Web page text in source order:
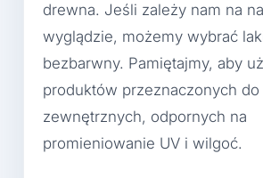
drewna. Jeśli zależy nam na
wyglądzie, możemy wybrać
bezbarwny. Pamiętajmy, aby
produktów przeznaczonych
zewnętrznych, odpornych na
promieniowanie UV i wilgoć.